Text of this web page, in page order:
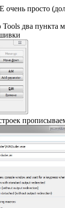
очень просто
два пункта